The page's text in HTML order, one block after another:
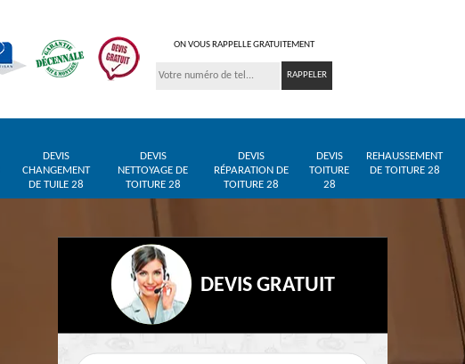
ON VOUS RAPPELLE GRATUITEMENT
DEVIS
CHANGEMENT
DE TUILE 28
DEVIS
NETTOYAGE DE
TOITURE 28
DEVIS
RÉPARATION DE
TOITURE 28
DEVIS
TOITURE
28
REHAUSSEMENT
DE TOITURE 28
DEVIS GRATUIT